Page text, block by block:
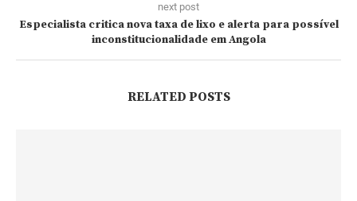
next post
Especialista critica nova taxa de lixo e alerta para possível
inconstitucionalidade em Angola
RELATED POSTS